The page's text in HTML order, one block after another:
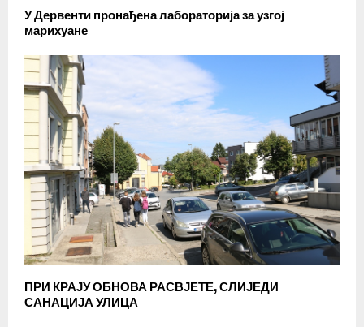
У Дервенти пронађена лабораторија за узгој
марихуане
ПРИ КРАЈУ ОБНОВА РАСВЈЕТЕ, СЛИЈЕДИ
САНАЦИЈА УЛИЦА